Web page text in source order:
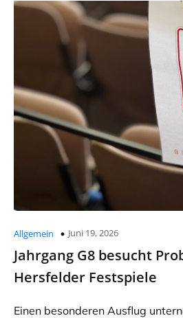
Allgemein Juni 19, 2026
Jahrgang G8 besucht
Hersfelder Festspiele
Einen besonderen Ausflug